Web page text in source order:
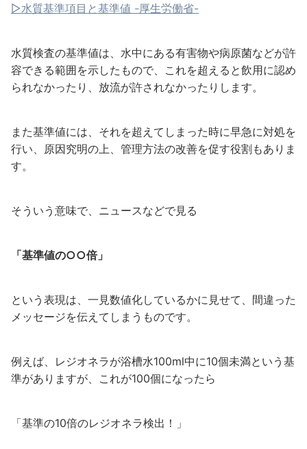
▷水質基準項目と基準値 -厚生労働省-
水質検査の基準値は、水中にある有害物や病原菌などが許
容できる範囲を示したもので、これを超えると飲用に認め
られなかったり、放流が許されなかったりします。
また基準値には、それを超えてしまった時に早急に対処を
行い、原因究明の上、管理方法の改善を促す役割もありま
す。
そういう意味で、ニュースなどで見る
「基準値の○○倍」
という表現は、一見数値化しているかに見せて、間違った
メッセージを伝えてしまうものです。
例えば、レジオネラが浴槽水100ml中に10個未満という基
準がありますが、これが100個になったら
「基準の10倍のレジオネラ検出！」